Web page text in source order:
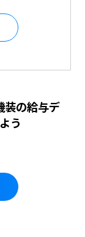
装の給与デ
う